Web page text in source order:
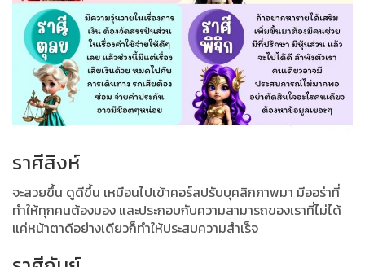
ราศีสิงห์
จะสวยขึ้น ดูดีขึ้น เหมือนไปเข้าคอร์สปรับบุคลิกภาพมา มีออร่าที่
ทำให้ทุกคนต้องมอง และประกอบกับความสามารถของเราที่ไม่ได้
แค่หน้าตาดีอย่างเดียวก็ทำให้ประสบความสำเร็จ